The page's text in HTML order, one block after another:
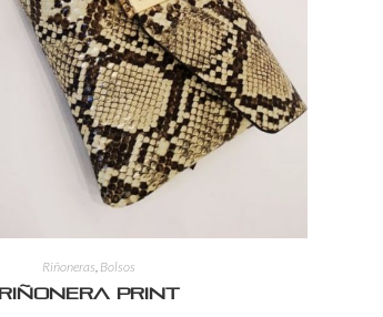
Riñoneras Bolsos
Riñonera print